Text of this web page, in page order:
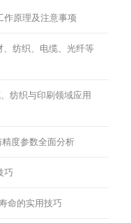
作原理及注意事项
、纺织、电缆、光纤等
纺织与印刷领域应用
度参数全面分析
巧
命的实用技巧